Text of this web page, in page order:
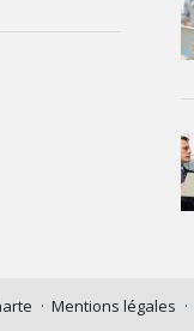
Mentions légales